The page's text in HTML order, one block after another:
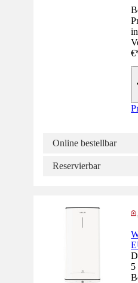
€
Online bestellbar
Reservierbar
5